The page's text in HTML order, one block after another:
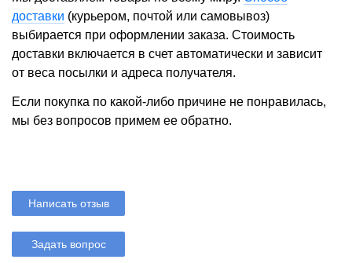
доставки (курьером, почтой или самовывоз)
выбирается при оформлении заказа. Стоимость
доставки включается в счет автоматически и зависит
от веса посылки и адреса получателя.
Если покупка по какой-либо причине не понравилась,
мы без вопросов примем ее обратно.
Написать отзыв
Задать вопрос